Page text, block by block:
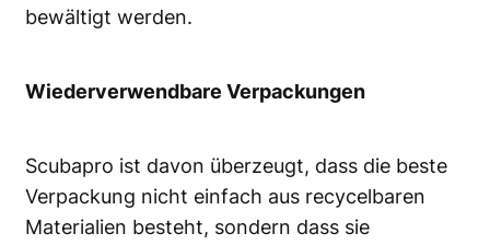
bewältigt werden.
Wiederverwendbare Verpackungen
Scubapro ist davon überzeugt, dass die beste
Verpackung nicht einfach aus recycelbaren
Materialien besteht, sondern dass sie